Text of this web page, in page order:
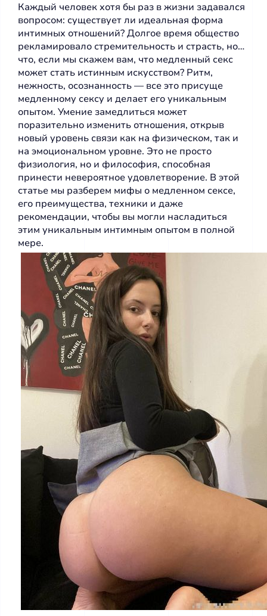
Каждый человек хотя бы раз в жизни задавался
вопросом: существует ли идеальная форма
интимных отношений? Долгое время общество
рекламировало стремительность и страсть, но…
что, если мы скажем вам, что медленный секс
может стать истинным искусством? Ритм,
нежность, осознанность — все это присуще
медленному сексу и делает его уникальным
опытом. Умение замедлиться может
поразительно изменить отношения, открыв
новый уровень связи как на физическом, так и
на эмоциональном уровне. Это не просто
физиология, но и философия, способная
принести невероятное удовлетворение. В этой
статье мы разберем мифы о медленном сексе,
его преимущества, техники и даже
рекомендации, чтобы вы могли насладиться
этим уникальным интимным опытом в полной
мере.